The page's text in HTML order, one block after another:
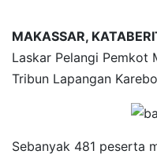
MAKASSAR,
Laskar Pelangi Pemkot
Tribun Lapangan
Sebanyak 481 peserta